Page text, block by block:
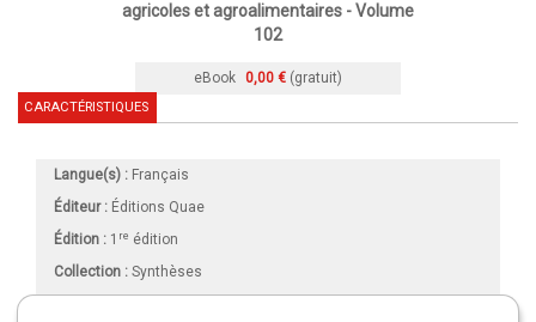
agricoles et agroalimentaires - Volume
102
eBook 0,00 € (gratuit)
CARACTÉRISTIQUES
Langue(s) : Français
Éditeur : Éditions Quae
Édition : 1 re édition
Collection : Synthèses